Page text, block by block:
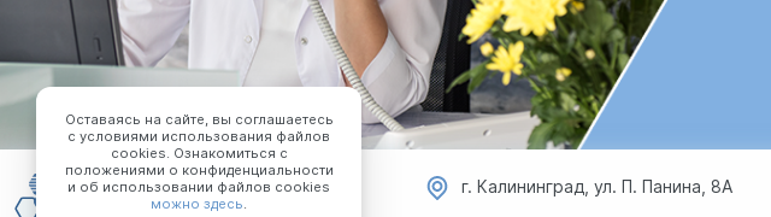
г. Калининград, ул. П. Панина, 8А
Оставаясь на сайте, вы соглашаетесь
с условиями использования файлов
cookies. Ознакомиться с
положениями о конфиденциальности
и об использовании файлов cookies
можно здесь.